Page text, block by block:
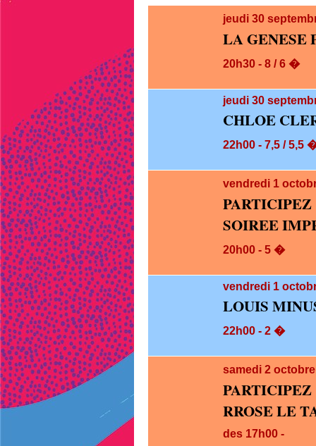
jeudi 30
LA GENESE
20h30 - 8 / 6 �
jeudi 30
CHLOE
22h00 - 7,5 / 5,5
vendredi 1
SOIREE
20h00 - 5 �
vendredi 1
LOUIS
22h00 - 2 �
samedi 2
RROSE LE
des 17h00 -